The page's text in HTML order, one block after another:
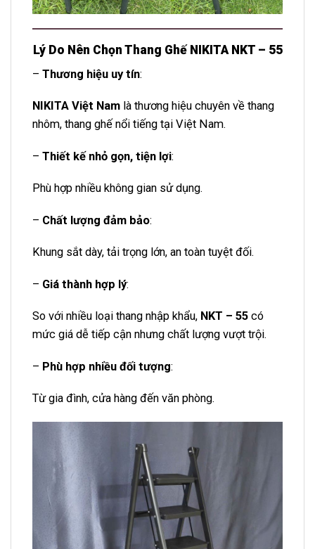
Lý Do Nên Chọn Thang Ghế NIKITA NKT – 55
– Thương hiệu uy tín:
NIKITA Việt Nam là thương hiệu chuyên về thang
nhôm, thang ghế nổi tiếng tại Việt Nam.
– Thiết kế nhỏ gọn, tiện lợi:
Phù hợp nhiều không gian sử dụng.
– Chất lượng đảm bảo:
Khung sắt dày, tải trọng lớn, an toàn tuyệt đối.
– Giá thành hợp lý:
So với nhiều loại thang nhập khẩu, NKT – 55 có
mức giá dễ tiếp cận nhưng chất lượng vượt trội.
– Phù hợp nhiều đối tượng:
Từ gia đình, cửa hàng đến văn phòng.